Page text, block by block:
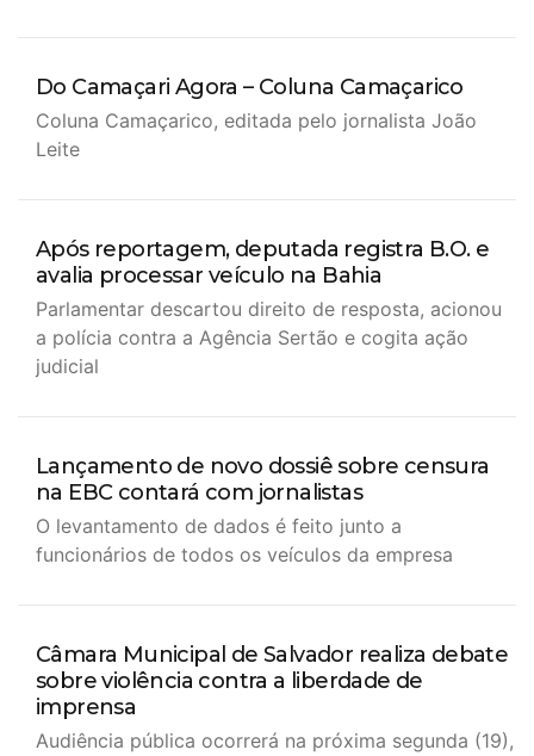
Do Camaçari Agora – Coluna Camaçarico
Coluna Camaçarico, editada pelo jornalista João
Leite
Após reportagem, deputada registra B.O. e
avalia processar veículo na Bahia
Parlamentar descartou direito de resposta, acionou
a polícia contra a Agência Sertão e cogita ação
judicial
Lançamento de novo dossiê sobre censura
na EBC contará com jornalistas
O levantamento de dados é feito junto a
funcionários de todos os veículos da empresa
Câmara Municipal de Salvador realiza debate
sobre violência contra a liberdade de
imprensa
Audiência pública ocorrerá na próxima segunda (19),